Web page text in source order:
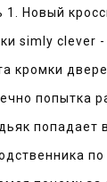
Новый
simly clever -
кромки
попытка
попадает
по